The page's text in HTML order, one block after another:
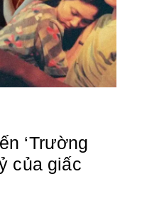
‘Trường
của giấc